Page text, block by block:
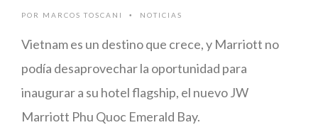
POR MARCOS TOSCANI • NOTICIAS
Vietnam es un destino que crece, y Marriott no
podía desaprovechar la oportunidad para
inaugurar a su hotel flagship, el nuevo JW
Marriott Phu Quoc Emerald Bay.